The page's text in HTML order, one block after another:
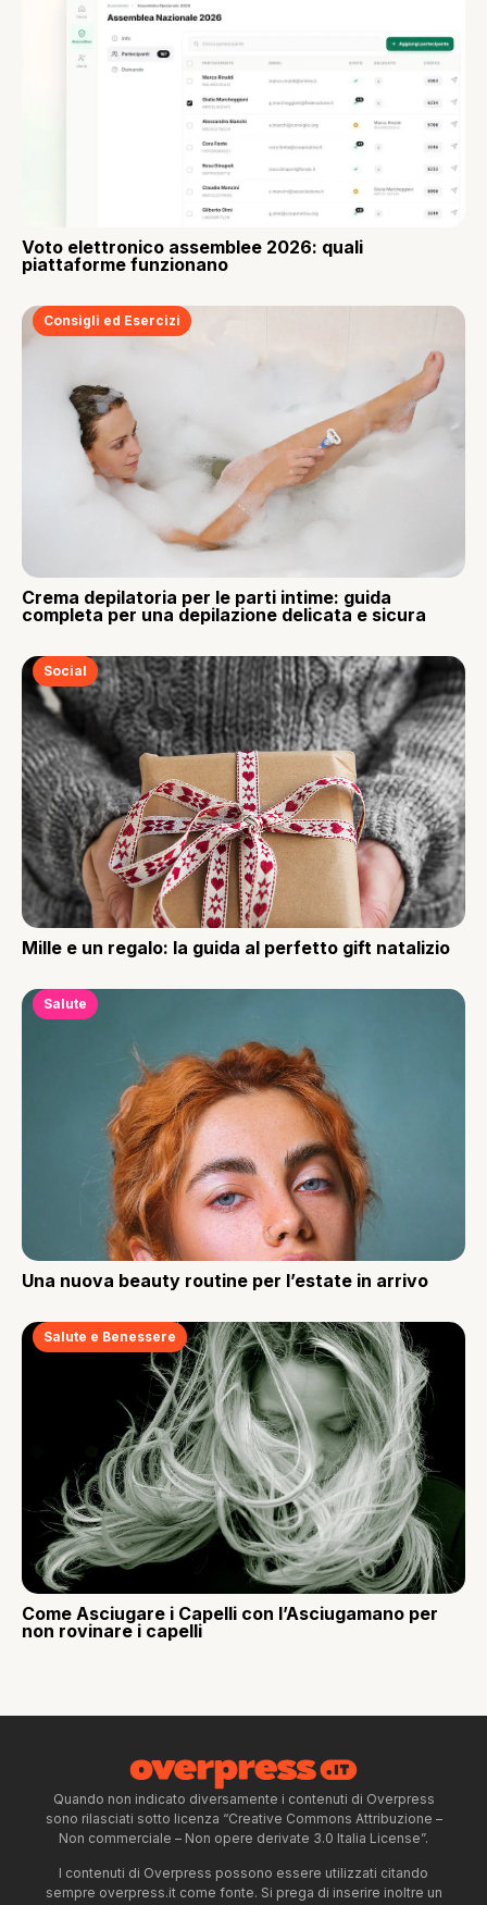
Voto elettronico assemblee 2026: quali
piattaforme funzionano
Consigli ed Esercizi
Crema depilatoria per le parti intime: guida
completa per una depilazione delicata e sicura
Social
Mille e un regalo: la guida al perfetto gift natalizio
Salute
Una nuova beauty routine per l’estate in arrivo
Salute e Benessere
Come Asciugare i Capelli con l’Asciugamano per
non rovinare i capelli
Quando non indicato diversamente i contenuti di Overpress
sono rilasciati sotto licenza “Creative Commons Attribuzione –
Non commerciale – Non opere derivate 3.0 Italia License”.
I contenuti di Overpress possono essere utilizzati citando
sempre overpress.it come fonte. Si prega di inserire inoltre un